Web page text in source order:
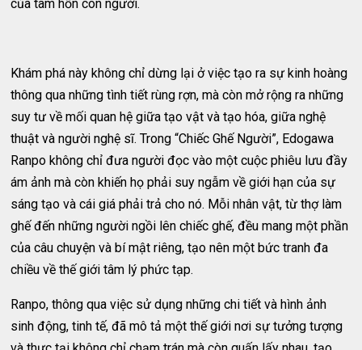
của tâm hồn con người.
Khám phá này không chỉ dừng lại ở việc tạo ra sự kinh hoàng
thông qua những tình tiết rùng rợn, mà còn mở rộng ra những
suy tư về mối quan hệ giữa tạo vật và tạo hóa, giữa nghệ
thuật và người nghệ sĩ. Trong “Chiếc Ghế Người”, Edogawa
Ranpo không chỉ đưa người đọc vào một cuộc phiêu lưu đầy
ám ảnh mà còn khiến họ phải suy ngẫm về giới hạn của sự
sáng tạo và cái giá phải trả cho nó. Mỗi nhân vật, từ thợ làm
ghế đến những người ngồi lên chiếc ghế, đều mang một phần
của câu chuyện và bí mật riêng, tạo nên một bức tranh đa
chiều về thế giới tâm lý phức tạp.
Ranpo, thông qua việc sử dụng những chi tiết và hình ảnh
sinh động, tinh tế, đã mô tả một thế giới nơi sự tưởng tượng